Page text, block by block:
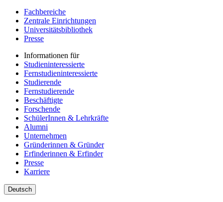
Fachbereiche
Zentrale Einrichtungen
Universitätsbibliothek
Presse
Informationen für
Studieninteressierte
Fernstudieninteressierte
Studierende
Fernstudierende
Beschäftigte
Forschende
SchülerInnen & Lehrkräfte
Alumni
Unternehmen
Gründerinnen & Gründer
Erfinderinnen & Erfinder
Presse
Karriere
Deutsch